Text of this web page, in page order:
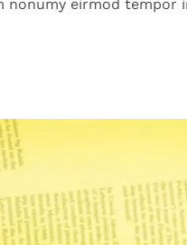
nonumy eirmod tempor